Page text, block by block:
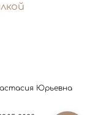
Юрьевна